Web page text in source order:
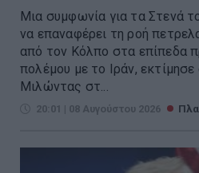
Μια συμφωνία για τα Στενά
να επαναφέρει τη ροή
από τον Κόλπο στα επίπεδα
πολέμου με το Ιράν, εκτίμησε
Μιλώντας στ...
20:01 | 08 Αυγούστου 2026